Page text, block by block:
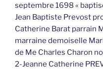
septembre 1698 «
Jean Baptiste Prevost
Catherine Barat parrain
marraine demoiselle
de Me Charles Charon
2-Jeanne Catherine